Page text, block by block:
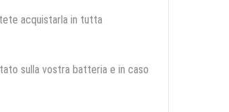
acquistarla in tutta
sulla vostra batteria e in caso